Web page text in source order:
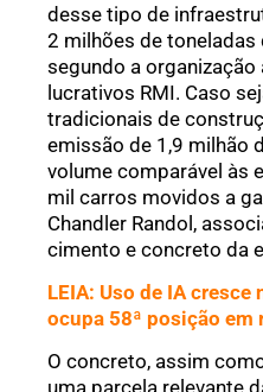
desse tipo de
2 milhões de
segundo a
lucrativos RMI. Caso
tradicionais de
emissão de 1,9 milhão
volume comparável às
mil carros movidos a
Chandler Randol,
cimento e concreto da
LEIA: Uso de IA cresce
ocupa 58ª posição em
O concreto, assim